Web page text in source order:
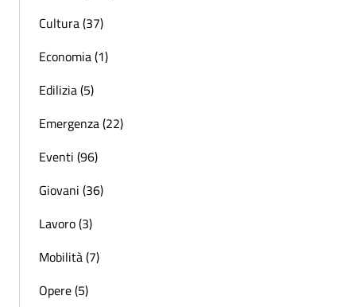
Cultura (37)
Economia (1)
Edilizia (5)
Emergenza (22)
Eventi (96)
Giovani (36)
Lavoro (3)
Mobilità (7)
Opere (5)